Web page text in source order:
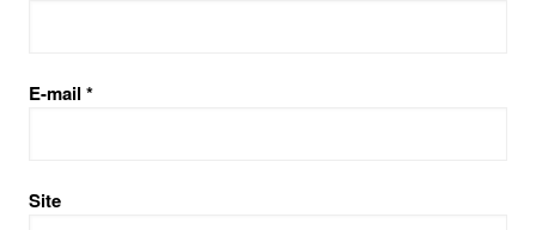
E-mail *
Site